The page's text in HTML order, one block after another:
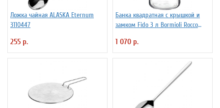
Ложка чайная ALASKA Eternum
3110447
255 р.
Банка квадратная с крышкой и
замком Fido 3 л Bormioli Rocco
1 070 р.